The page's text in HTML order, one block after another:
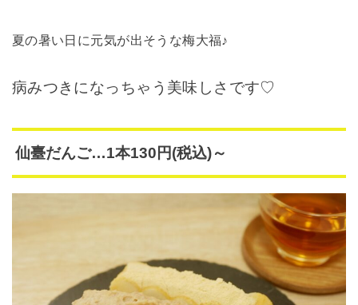
夏の暑い日に元気が出そうな梅大福♪
病みつきになっちゃう美味しさです♡
仙臺だんご…1本130円(税込)～